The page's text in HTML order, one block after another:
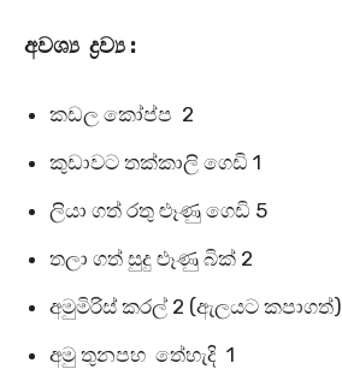
අවශ්‍ය ද්‍රව්‍ය :
කඩල කෝප්ප 2
කුඩාවට තක්කාලි ගෙඩි 1
ලියා ගත් රතු ළූණු ගෙඩි 5
තලා ගත් සුදු ළූණු බික් 2
අමුමිරිස් කරල් 2 (ඇලයට කපාගත්)
අමු තුනපහ තේහැදි 1